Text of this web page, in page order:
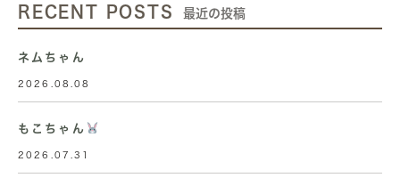
RECENT POSTS 最近の投稿
ネムちゃん
2026.08.08
もこちゃん
2026.07.31